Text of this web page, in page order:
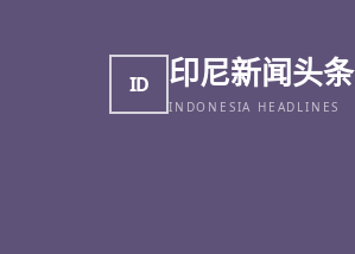
ID 印尼新闻头条
INDONESIA HEADLINES